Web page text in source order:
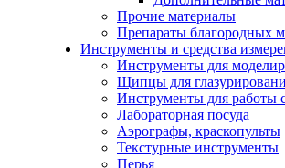
Прочие материалы
Препараты благородных
Инструменты и средства
Инструменты для
Щипцы для
Инструменты для работы
Лабораторная посуда
Аэрографы, краскопульты
Текстурные инструменты
Перья